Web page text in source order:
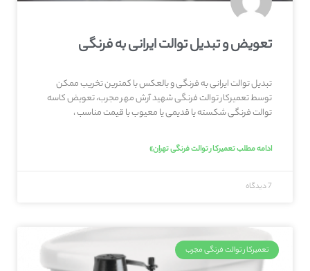
تعویض و تبدیل توالت ایرانی به فرنگی
تبدیل توالت ایرانی به فرنگی و بالعکس با کمترین تخریب ممکن
توسط تعمیرکار توالت فرنگی شهيد آرش مهر مجرب، تعویض کاسه
توالت فرنگی شکسته یا قدیمی یا معیوب با قیمت مناسب ،
ادامه مطلب تعمیرکار توالت فرنگی تهران»
7 دیدگاه
تعمیرکار توالت فرنگی مجرب